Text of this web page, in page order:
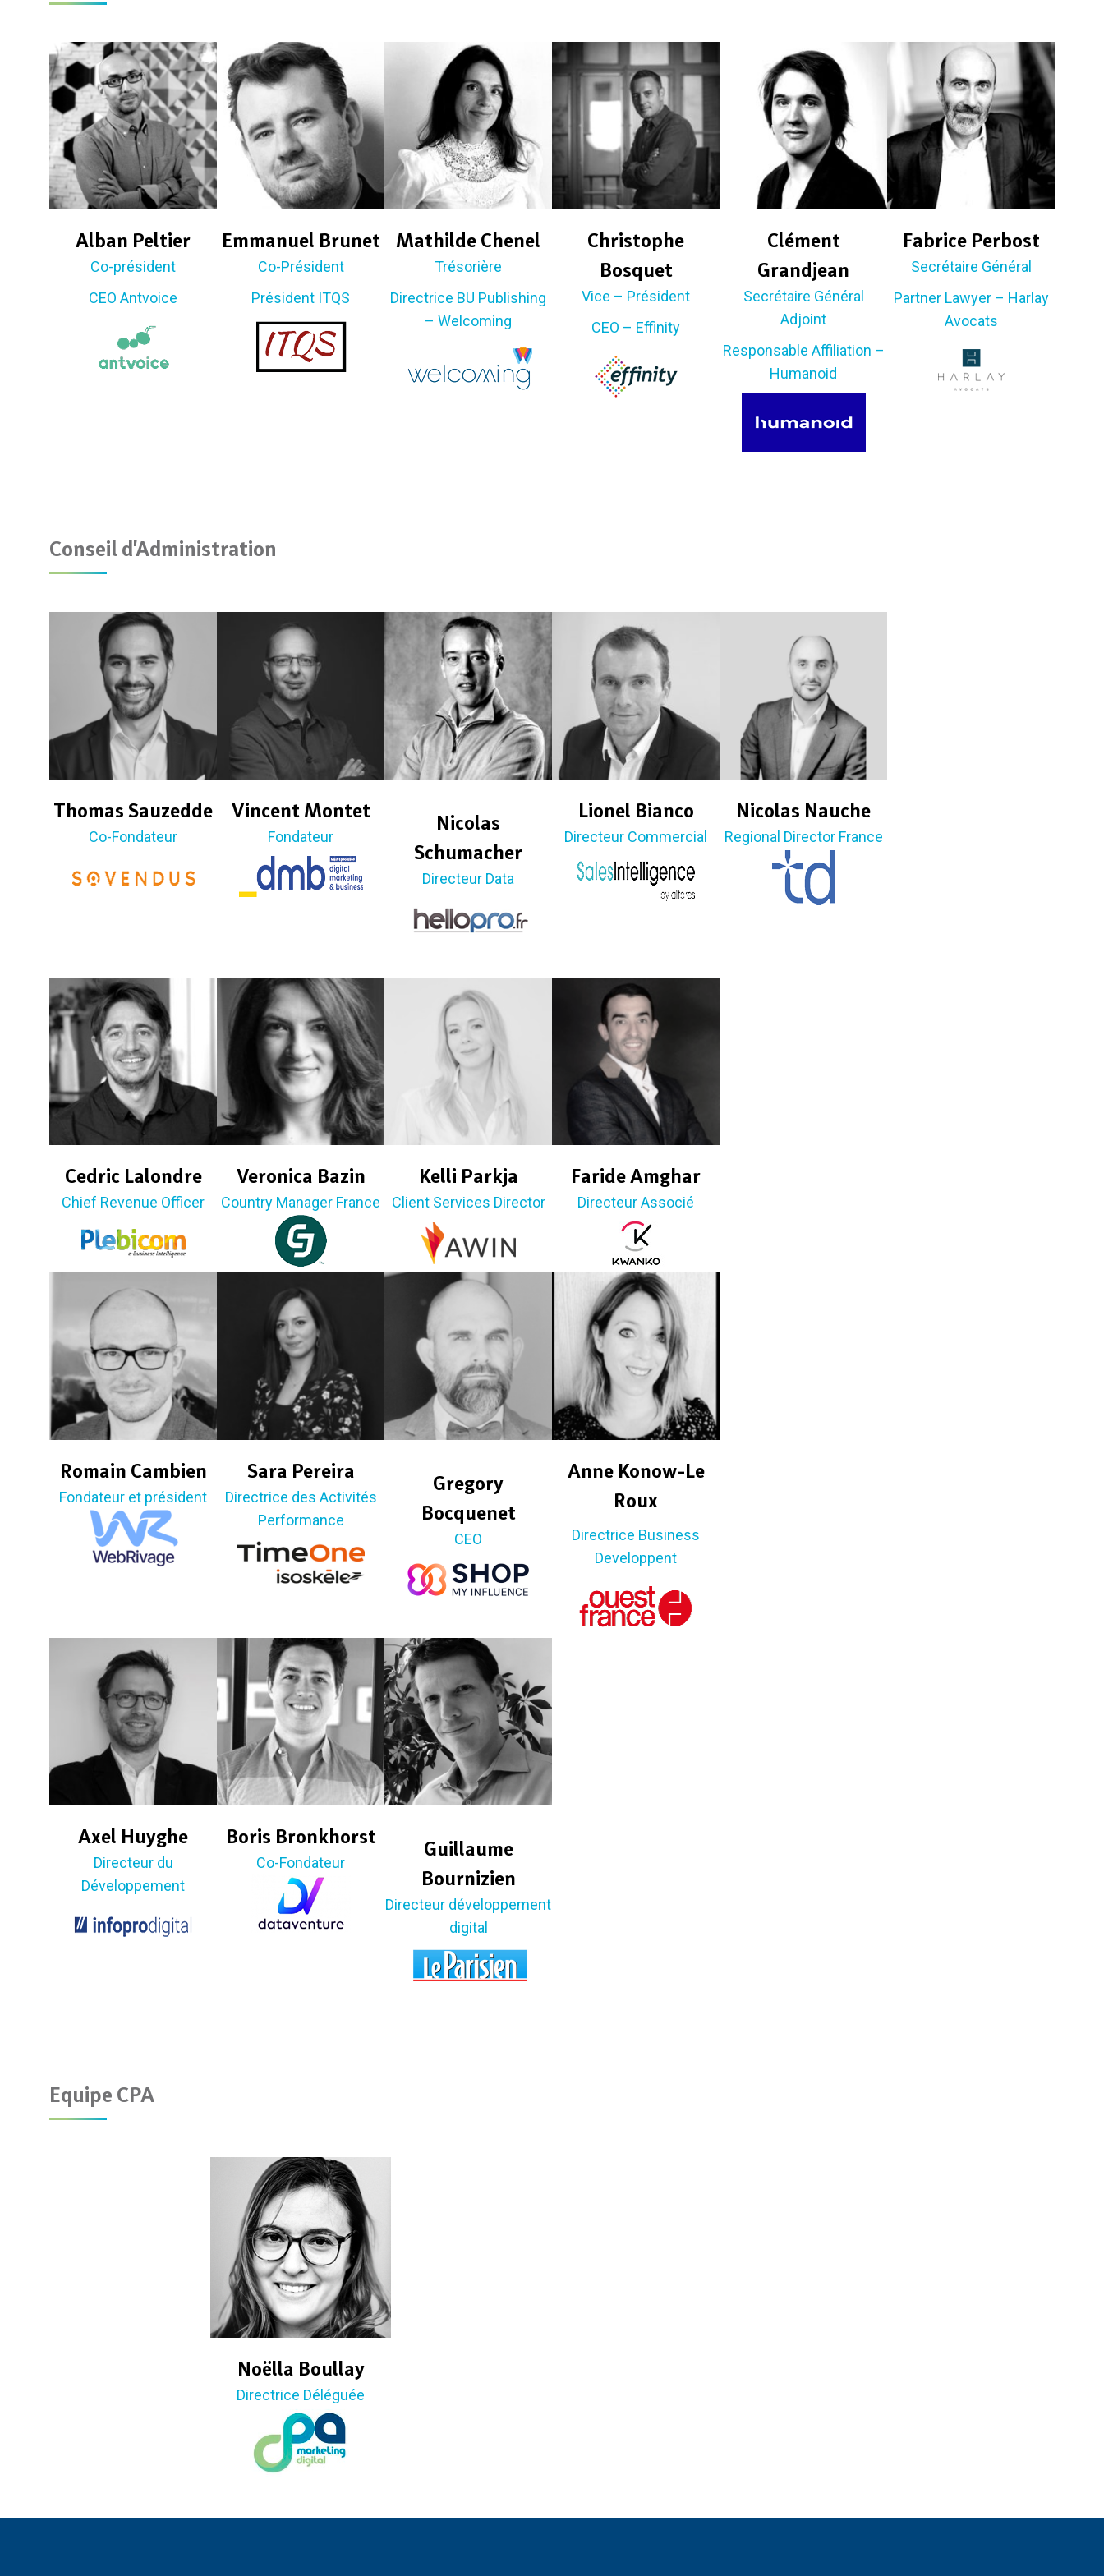
Alban Peltier
Co-président
CEO Antvoice
Emmanuel Brunet
Co-Président
Président ITQS
Mathilde Chenel
Trésorière
Directrice BU Publishing
– Welcoming
Christophe
Bosquet
Vice – Président
CEO – Effinity
Clément
Grandjean
Secrétaire Général
Adjoint
Responsable Affiliation –
Humanoid
Fabrice Perbost
Secrétaire Général
Partner Lawyer – Harlay
Avocats
Conseil d'Administration
Thomas Sauzedde
Co-Fondateur
Vincent Montet
Fondateur
Nicolas
Schumacher
Directeur Data
Lionel Bianco
Directeur Commercial
Nicolas Nauche
Regional Director France
Cedric Lalondre
Chief Revenue Officer
Veronica Bazin
Country Manager France
Kelli Parkja
Client Services Director
Faride Amghar
Directeur Associé
Romain Cambien
Fondateur et président
Sara Pereira
Directrice des Activités
Performance
Gregory
Bocquenet
CEO
Anne Konow-Le
Roux
Directrice Business
Developpent
Axel Huyghe
Directeur du
Développement
Boris Bronkhorst
Co-Fondateur
Guillaume
Bournizien
Directeur développement
digital
Equipe CPA
Noëlla Boullay
Directrice Déléguée